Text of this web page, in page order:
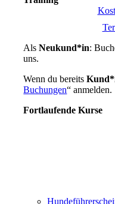
AlsNeukund*in:
uns.
Wenn du bereits
Buchungen“ anmelden.
Fortlaufende Kurse